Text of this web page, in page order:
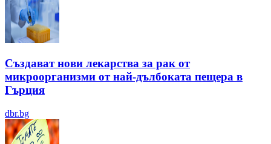
Създават нови лекарства за рак от
микроорганизми от най-дълбоката пещера в
Гърция
dbr.bg